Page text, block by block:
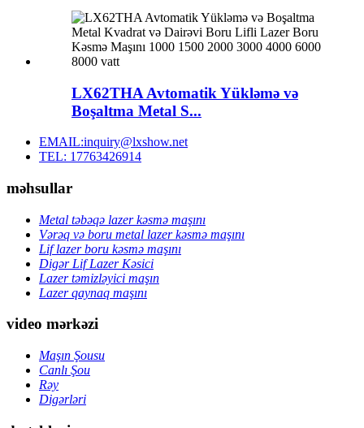
LX62THA Avtomatik Yükləmə və
Boşaltma Metal S...
EMAIL:inquiry@lxshow.net
TEL: 17763426914
məhsullar
Metal təbəqə lazer kəsmə maşını
Vərəq və boru metal lazer kəsmə maşını
Lif lazer boru kəsmə maşını
Digər Lif Lazer Kəsici
Lazer təmizləyici maşın
Lazer qaynaq maşını
video mərkəzi
Maşın Şousu
Canlı Şou
Rəy
Digərləri